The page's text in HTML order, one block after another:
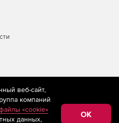
VPN-устройств с
расширенных
store.softline.ru применяются
(информационные технологии
основе сбора,
относящихся к
веб-сайт,
компаний
«cookie»
данных,
OK